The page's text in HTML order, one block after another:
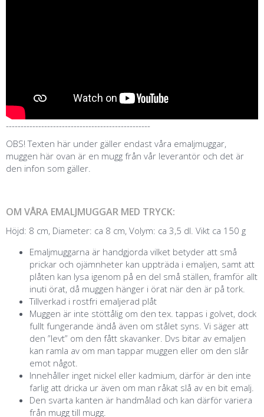
-------------------------------------------------
OBS! Texten här under gäller endast våra emaljmuggar,
muggen här ovan är en mugg från vår leverantör och det är
den infon som gäller.
OM VÅRA EMALJMUGGAR MED TRYCK:
Höjd: 8 cm, Diameter: ca 8 cm, Volym: ca 3,5 dl. Vikt ca 150 g
Emaljmuggarna är handgjorda vilket betyder att små
prickar och ojämnheter kan uppträda i emaljen, samt att
plåten kan lysa igenom på en del små ställen, framför allt
inuti örat, då muggen hänger i örat när den är på tork.
Tillverkad i rostfri emaljerad plåt
Muggen är inte stöttålig om den tex. tappas i golvet, dock
fullt fungerande ändå även om stålet syns. Vi säger att
den ”levt” om den fått skavanker. Dvs bitar av emaljen
kan ramla av om man tappar muggen eller om den slår
emot något.
Innehåller inget nickel eller kadmium, därför är den inte
farlig att dricka ur även om man råkat slå av en bit emalj.
Den svarta kanten är handmålad och kan därför variera
från mugg till mugg.